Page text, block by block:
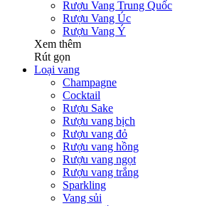
Rượu Vang Trung Quốc
Rượu Vang Úc
Rượu Vang Ý
Xem thêm
Rút gọn
Loại vang
Champagne
Cocktail
Rượu Sake
Rượu vang bịch
Rượu vang đỏ
Rượu vang hồng
Rượu vang ngọt
Rượu vang trắng
Sparkling
Vang sủi